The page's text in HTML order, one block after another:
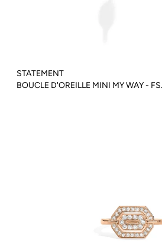
STATEMENT
BOUCLE D'OREILLE MINI MY WAY - FSJ690